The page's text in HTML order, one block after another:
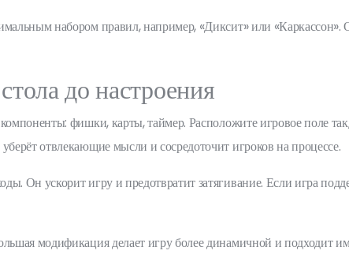
набором правил, например, «Диксит» или
до настроения
фишки, карты, таймер. Расположите игровое поле
отвлекающие мысли и сосредоточит игроков на процессе.
Он ускорит игру и предотвратит затягивание. Если игра
модификация делает игру более динамичной и подходит